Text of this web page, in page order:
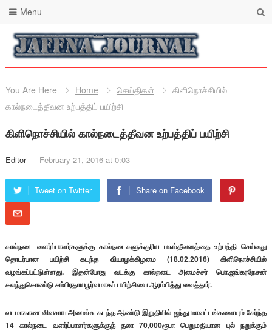
Menu
You Are Here Home செய்திகள்
கிளிநொச்சியில்
கால்நடைத்தீவன உற்பத்திப் பயிற்சி
கிளிநொச்சியில் கால்நடைத்தீவன உற்பத்திப் பயிற்சி
Editor - February 21, 2016 at 0:03
Tweet on Twitter Share on Facebook
கால்நடை வளர்ப்பாளர்களுக்கு கால்நடைகளுக்குரிய பசும்தீவனத்தை உற்பத்தி செய்வது
தொடர்பான பயிற்சி கடந்த வியாழக்கிழமை (18.02.2016) கிளிநொச்சியில்
வழங்கப்பட்டுள்ளது. இதன்போது வடக்கு கால்நடை அமைச்சர் பொ.ஐங்கரநேசன்
கலந்துகொண்டு சம்பிரதாயபூர்வமாகப் பயிற்சியை ஆரம்பித்து வைத்தார்.
வடமாகாண விவசாய அமைச்சு கடந்த ஆண்டு இறுதியில் ஐந்து மாவட்டங்களையும் சேர்ந்த
14 கால்நடை வளர்ப்பாளர்களுக்குத் தலா 70,000ரூபா பெறுமதியான புல் நறுக்கும்